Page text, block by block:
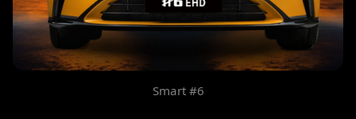
Smart #6